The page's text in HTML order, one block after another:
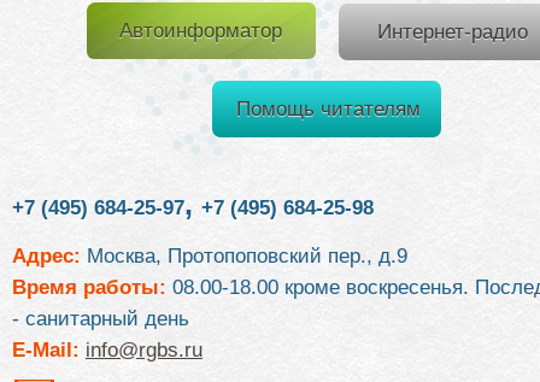
Автоинформатор Интернет-радио
Помощь читателям
+7 (495) 684-25-97, +7 (495) 684-25-98
Адрес: Москва, Протопоповский пер., д.9
Время работы: 08.00-18.00 кроме воскресенья.
- санитарный день
E-Mail: info@rgbs.ru